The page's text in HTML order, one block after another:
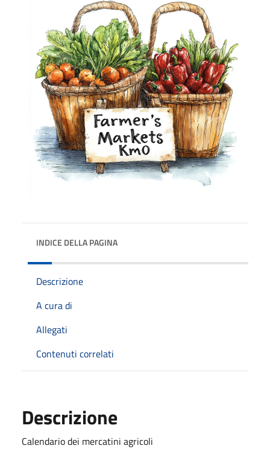
INDICE DELLA PAGINA
Descrizione
A cura di
Allegati
Contenuti correlati
Descrizione
Calendario dei mercatini agricoli